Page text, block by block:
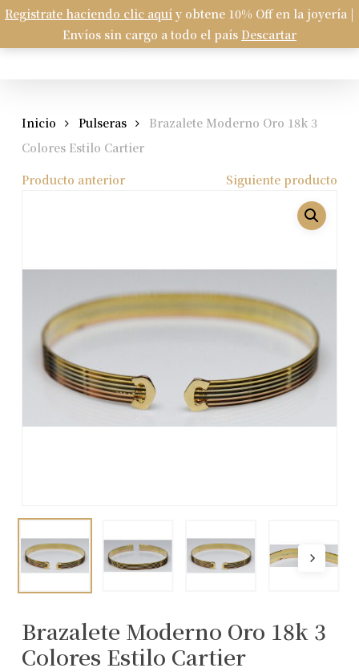
Registrate haciendo clic aquí y obtene 10% Off en la joyería |
Envíos sin cargo a todo el país Descartar
Skip
main
search
Carrito Cart
Inicio Pulseras
Brazalete Moderno Oro 18k 3
Colores Estilo Cartier
Producto anterior
Siguiente producto
Brazalete Moderno Oro 18k 3
Colores Estilo Cartier